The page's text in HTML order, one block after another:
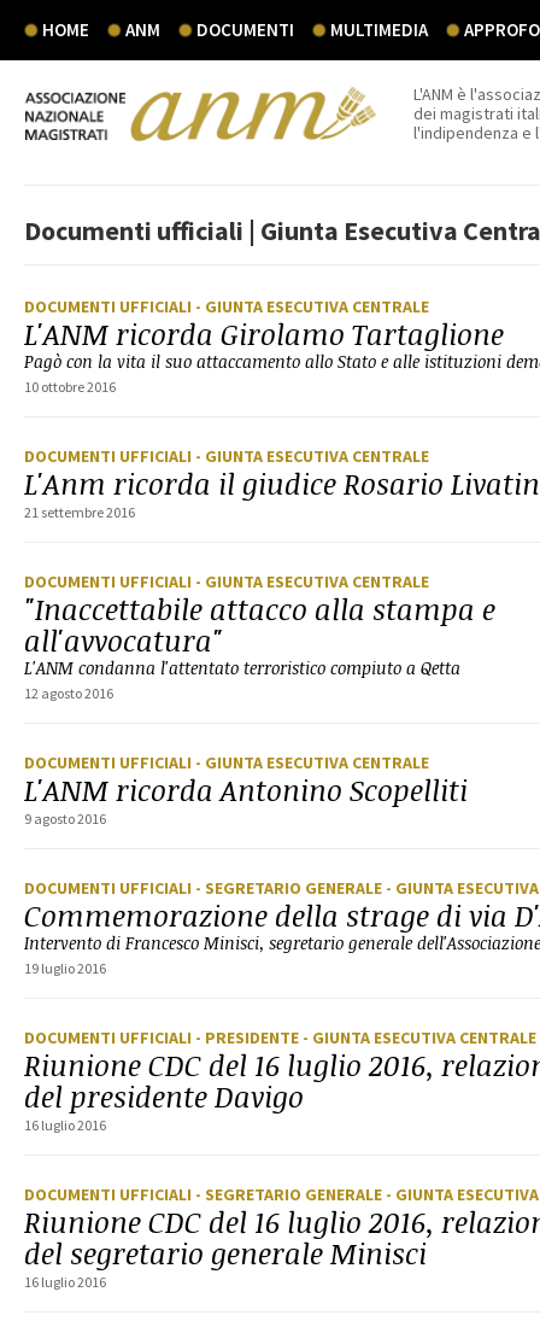
HOME ANM DOCUMENTI MULTIMEDIA
L'ANM è
dei magistrati
l'indipendenza e
Documenti ufficiali | Giunta Esecutiva
DOCUMENTI UFFICIALI - GIUNTA ESECUTIVA CENTRALE
L'ANM ricorda Girolamo Tartaglione
Pagò con la vita il suo attaccamento allo Stato e alle istituzioni
10 ottobre 2016
DOCUMENTI UFFICIALI - GIUNTA ESECUTIVA CENTRALE
L'Anm ricorda il giudice Rosario
21 settembre 2016
DOCUMENTI UFFICIALI - GIUNTA ESECUTIVA CENTRALE
"Inaccettabile attacco alla stampa e
all'avvocatura"
L'ANM condanna l'attentato terroristico compiuto a Qetta
12 agosto 2016
DOCUMENTI UFFICIALI - GIUNTA ESECUTIVA CENTRALE
L'ANM ricorda Antonino Scopelliti
9 agosto 2016
DOCUMENTI UFFICIALI - SEGRETARIO GENERALE - GIUNTA
Commemorazione della strage di via
Intervento di Francesco Minisci, segretario generale
19 luglio 2016
DOCUMENTI UFFICIALI - PRESIDENTE - GIUNTA ESECUTIVA CENTRALE
Riunione CDC del 16 luglio 2016,
del presidente Davigo
16 luglio 2016
DOCUMENTI UFFICIALI - SEGRETARIO GENERALE - GIUNTA
Riunione CDC del 16 luglio 2016,
del segretario generale Minisci
16 luglio 2016